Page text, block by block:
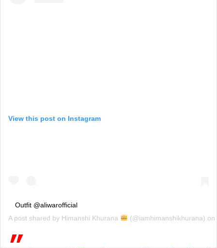
View this post on Instagram
Outfit @aliwarofficial
A post shared by Himanshi Khurana (@iamhimanshikhurana) on